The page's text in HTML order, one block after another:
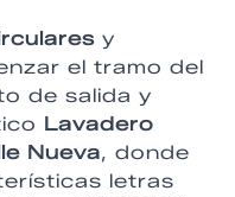
y
el tramo del
de salida y
Lavadero
Nueva, donde
letras